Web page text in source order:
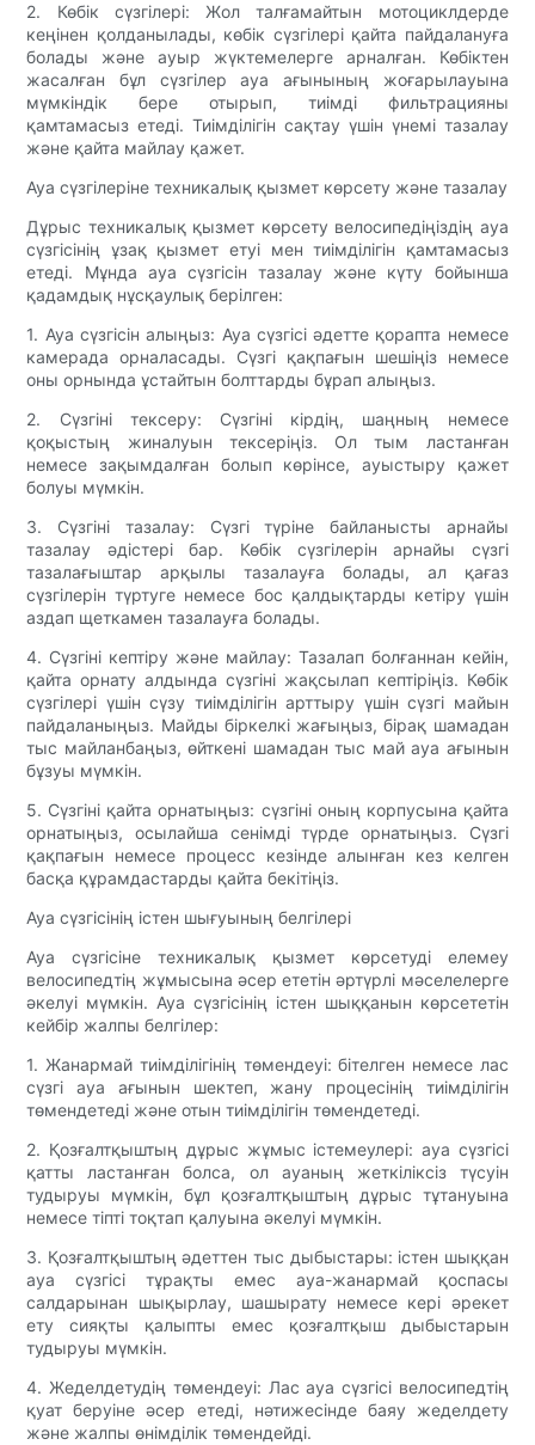
2. Көбік сүзгілері: Жол талғамайтын мотоциклдерде
кеңінен қолданылады, көбік сүзгілері қайта пайдалануға
болады және ауыр жүктемелерге арналған. Көбіктен
жасалған бұл сүзгілер ауа ағынының жоғарылауына
мүмкіндік бере отырып, тиімді фильтрацияны
қамтамасыз етеді. Тиімділігін сақтау үшін үнемі тазалау
және қайта майлау қажет.
Ауа сүзгілеріне техникалық қызмет көрсету және тазалау
Дұрыс техникалық қызмет көрсету велосипедіңіздің ауа
сүзгісінің ұзақ қызмет етуі мен тиімділігін қамтамасыз
етеді. Мұнда ауа сүзгісін тазалау және күту бойынша
қадамдық нұсқаулық берілген:
1. Ауа сүзгісін алыңыз: Ауа сүзгісі әдетте қорапта немесе
камерада орналасады. Сүзгі қақпағын шешіңіз немесе
оны орнында ұстайтын болттарды бұрап алыңыз.
2. Сүзгіні тексеру: Сүзгіні кірдің, шаңның немесе
қоқыстың жиналуын тексеріңіз. Ол тым ластанған
немесе зақымдалған болып көрінсе, ауыстыру қажет
болуы мүмкін.
3. Сүзгіні тазалау: Сүзгі түріне байланысты арнайы
тазалау әдістері бар. Көбік сүзгілерін арнайы сүзгі
тазалағыштар арқылы тазалауға болады, ал қағаз
сүзгілерін түртуге немесе бос қалдықтарды кетіру үшін
аздап щеткамен тазалауға болады.
4. Сүзгіні кептіру және майлау: Тазалап болғаннан кейін,
қайта орнату алдында сүзгіні жақсылап кептіріңіз. Көбік
сүзгілері үшін сүзу тиімділігін арттыру үшін сүзгі майын
пайдаланыңыз. Майды біркелкі жағыңыз, бірақ шамадан
тыс майланбаңыз, өйткені шамадан тыс май ауа ағынын
бұзуы мүмкін.
5. Сүзгіні қайта орнатыңыз: сүзгіні оның корпусына қайта
орнатыңыз, осылайша сенімді түрде орнатыңыз. Сүзгі
қақпағын немесе процесс кезінде алынған кез келген
басқа құрамдастарды қайта бекітіңіз.
Ауа сүзгісінің істен шығуының белгілері
Ауа сүзгісіне техникалық қызмет көрсетуді елемеу
велосипедтің жұмысына әсер ететін әртүрлі мәселелерге
әкелуі мүмкін. Ауа сүзгісінің істен шыққанын көрсететін
кейбір жалпы белгілер:
1. Жанармай тиімділігінің төмендеуі: бітелген немесе лас
сүзгі ауа ағынын шектеп, жану процесінің тиімділігін
төмендетеді және отын тиімділігін төмендетеді.
2. Қозғалтқыштың дұрыс жұмыс істемеулері: ауа сүзгісі
қатты ластанған болса, ол ауаның жеткіліксіз түсуін
тудыруы мүмкін, бұл қозғалтқыштың дұрыс тұтануына
немесе тіпті тоқтап қалуына әкелуі мүмкін.
3. Қозғалтқыштың әдеттен тыс дыбыстары: істен шыққан
ауа сүзгісі тұрақты емес ауа-жанармай қоспасы
салдарынан шықырлау, шашырату немесе кері әрекет
ету сияқты қалыпты емес қозғалтқыш дыбыстарын
тудыруы мүмкін.
4. Жеделдетудің төмендеуі: Лас ауа сүзгісі велосипедтің
қуат беруіне әсер етеді, нәтижесінде баяу жеделдету
және жалпы өнімділік төмендейді.